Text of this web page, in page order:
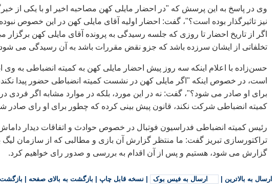
وی در پاسخ به این پرسش که "در احضار مایلی کهن مصاحبه اخیر او با یکی از
نیز تاثیرگذار بوده است؟"، گفت: احضار اولیه آقای مایلی کهن در این خصوص
اگر از تاریخ احضار تا روزی که جلسه رسیدگی به پرونده آقای مایلی کهن برگزار
تخلفاتی از ایشان سرزده باشد که جزو نقض مقررات باشد به آن رسیدگی می
حسن‌زاده با اعلام اینکه سه روز پیش احضار مایلی کهن به کمیته انضباطی به وی
است، در خصوص اینکه "اگر مایلی کهن در نشست کمیته انضباطی حضور پیدا
برای او صادر می شود؟"، گفت: نه در این مورد، بلکه در موارد مشابه اگر فردی
کمیته انضباطی شرکت نکند، قانون پیش بینی کرده که چطور برای او رای صادر
رئیس کمیته انضباطی فدراسیون فوتبال در خصوص حوادث و اتفاقات دیدار
تراکتورسازی تبریز گفت: ما منتظر گزارش آن بازی و مطالبی که از سازمان لیگ
گزارش می شود، هستیم و پس از آن اقدام به بررسی و صدور رای خواهیم کرد.
ارسال به بالاترین ارسال به فیس بوک نسخه قابل چاپ بازگشت به بالای صفحه